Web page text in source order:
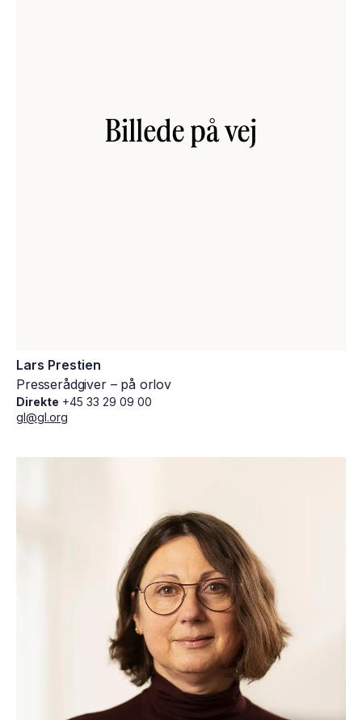
Lars Prestien
Presserådgiver – på orlov
Direkte +45 33 29 09 00
gl@gl.org